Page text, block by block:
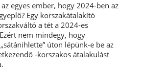
egyes ember, hogy 2024-ben az
Egy korszakátalakító
a tét a 2024-es
nem mindegy, hogy
úton lépünk-e be az
-korszakos átalakulást